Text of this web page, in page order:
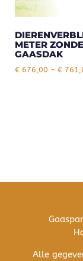
METER
GAASDAK
€ 676,00 - €
Alle